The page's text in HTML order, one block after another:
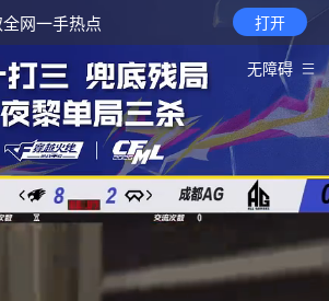
全网一手热点 打开
无障碍